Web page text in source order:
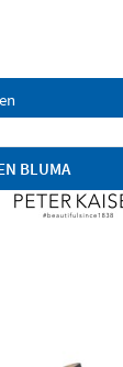
BLUMA